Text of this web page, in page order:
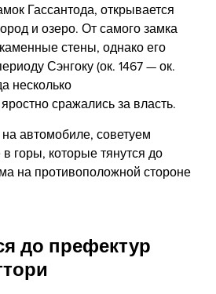
Гассантода, открывается
и озеро. От самого замка
стены, однако его
Сэнгоку (ок. 1467 — ок.
несколько
сражались за власть.
автомобиле, советуем
горы, которые тянутся до
на противоположной стороне
до префектур